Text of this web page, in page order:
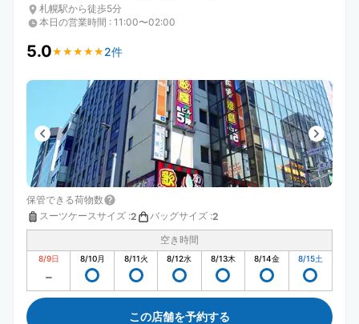
札幌駅から徒歩5分
本日の営業時間 : 11:00〜02:00
5.0★ ★ ★ ★ ★
★ ★ ★ ★ ★ 2件
保管できる荷物数
スーツケースサイズ :2 バッグサイズ :2
空き時間
8/9日 8/10月 8/11火 8/12水 8/13木 8/14金 8/15土
この店舗を予約する